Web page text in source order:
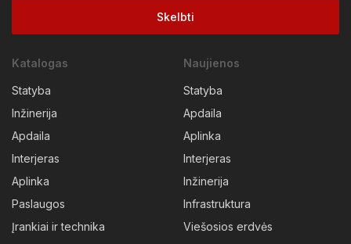
Skelbti
Katalogas
Statyba
Inžinerija
Apdaila
Interjeras
Aplinka
Paslaugos
Įrankiai ir technika
Naujienos
Statyba
Apdaila
Aplinka
Interjeras
Inžinerija
Infrastruktura
Viešosios erdvės